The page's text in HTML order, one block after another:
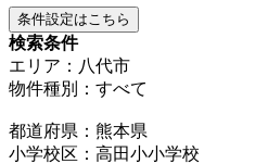
条件設定はこちら
検索条件
エリア：八代市
物件種別：すべて
都道府県：熊本県
小学校区：高田小小学校